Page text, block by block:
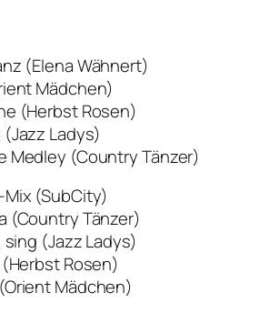
(Elena Wähnert)
Mädchen)
(Herbst Rosen)
Ladys)
Medley (Country Tänzer)
(SubCity)
(Country Tänzer)
sing (Jazz Ladys)
Rosen)
Mädchen)